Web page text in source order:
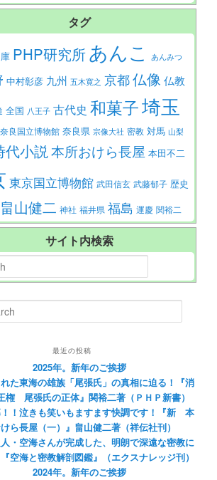
タグ
PHP研究所あんこ あんみつ
中村彰彦 九州 五木寛之 京都仏像 仏教
全国 八王子 古代史 和菓子埼玉
奈良国立博物館 奈良県 宗像大社 密教 対馬 山梨
代小説 本所おけら長屋 本田不二
東京国立博物館 武田信玄 武藤郁子 歴史
畠山健二 神社 福井県 福島 運慶 関裕二
サイト内検索
最近の投稿
2025年。新年のご挨拶
た東海の雄族「尾張氏」の真相に迫る！『消
権 尾張氏の正体』関裕二著（ＰＨＰ新書）
！泣きも笑いもますます快調です！『新 本
ら長屋（一）』畠山健二著（祥伝社刊）
・空海さんが完成した、明朗で深遠な密教に
空海と密教解剖図鑑』（エクスナレッジ刊）
2024年。新年のご挨拶